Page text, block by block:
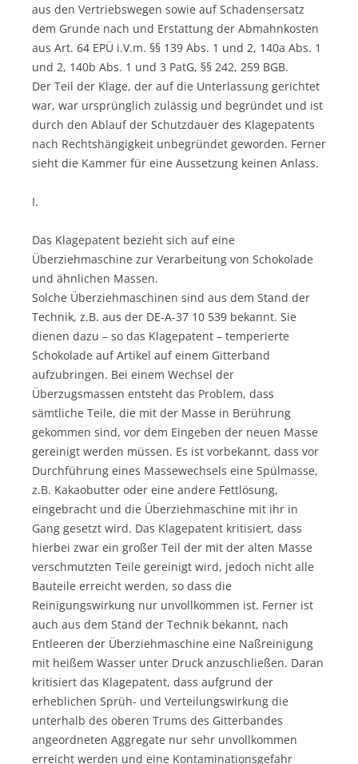
aus den Vertriebswegen sowie auf Schadensersatz
dem Grunde nach und Erstattung der Abmahnkosten
aus Art. 64 EPÜ i.V.m. §§ 139 Abs. 1 und 2, 140a Abs. 1
und 2, 140b Abs. 1 und 3 PatG, §§ 242, 259 BGB.
Der Teil der Klage, der auf die Unterlassung gerichtet
war, war ursprünglich zulässig und begründet und ist
durch den Ablauf der Schutzdauer des Klagepatents
nach Rechtshängigkeit unbegründet geworden. Ferner
sieht die Kammer für eine Aussetzung keinen Anlass.
I.
Das Klagepatent bezieht sich auf eine
Überziehmaschine zur Verarbeitung von Schokolade
und ähnlichen Massen.
Solche Überziehmaschinen sind aus dem Stand der
Technik, z.B. aus der DE-A-37 10 539 bekannt. Sie
dienen dazu – so das Klagepatent – temperierte
Schokolade auf Artikel auf einem Gitterband
aufzubringen. Bei einem Wechsel der
Überzugsmassen entsteht das Problem, dass
sämtliche Teile, die mit der Masse in Berührung
gekommen sind, vor dem Eingeben der neuen Masse
gereinigt werden müssen. Es ist vorbekannt, dass vor
Durchführung eines Massewechsels eine Spülmasse,
z.B. Kakaobutter oder eine andere Fettlösung,
eingebracht und die Überziehmaschine mit ihr in
Gang gesetzt wird. Das Klagepatent kritisiert, dass
hierbei zwar ein großer Teil der mit der alten Masse
verschmutzten Teile gereinigt wird, jedoch nicht alle
Bauteile erreicht werden, so dass die
Reinigungswirkung nur unvollkommen ist. Ferner ist
auch aus dem Stand der Technik bekannt, nach
Entleeren der Überziehmaschine eine Naßreinigung
mit heißem Wasser unter Druck anzuschließen. Daran
kritisiert das Klagepatent, dass aufgrund der
erheblichen Sprüh- und Verteilungswirkung die
unterhalb des oberen Trums des Gitterbandes
angeordneten Aggregate nur sehr unvollkommen
erreicht werden und eine Kontaminationsgefahr